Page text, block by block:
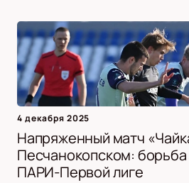
4 декабря 2025
Напряженный матч
Песчанокопском: борьба
ПАРИ-Первой лиге